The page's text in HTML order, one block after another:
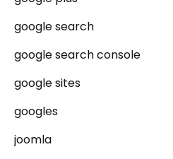
google search
google search console
google sites
googles
joomla